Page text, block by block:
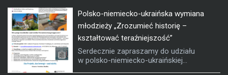
Polsko-niemiecko-ukraińska wymiana
młodzieży „Zrozumieć historię –
kształtować teraźniejszość”
Serdecznie zapraszamy do udziału
w polsko-niemiecko-ukraińskiej...